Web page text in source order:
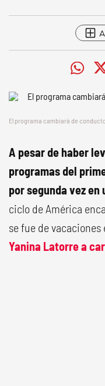
El programa cambiará de
A pesar de haber
programas del
por segunda vez en
ciclo de América
se fue de vacaciones
Yanina Latorre a